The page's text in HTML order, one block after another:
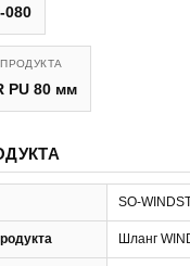
080
PU 80 мм
SO-
Шланг